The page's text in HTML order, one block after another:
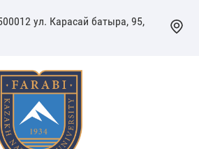
ул. Карасай батыра, 95,